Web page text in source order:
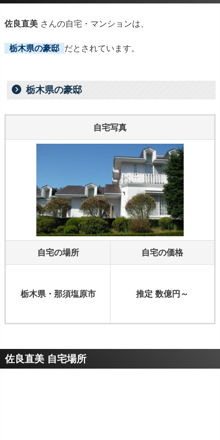
佐良直美 さんの自宅・マンションは、
栃木県の豪邸 だとされています。
栃木県の豪邸
自宅写真
自宅の場所 自宅の価格
栃木県・那須塩原市 推定 数億円～
佐良直美 自宅場所